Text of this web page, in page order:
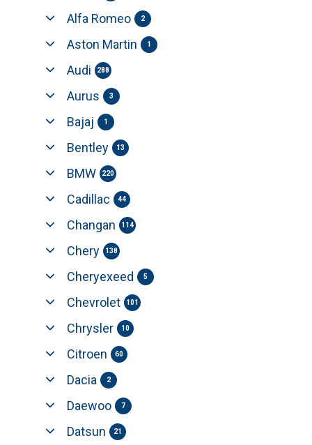
Alfa Romeo
2
Aston Martin 1
Audi 288
Aurus 3
Bajaj 1
Bentley 13
BMW 220
Cadillac 44
Changan 114
Chery 138
Cheryexeed 5
Chevrolet 101
Chrysler 10
Citroen 60
Dacia 2
Daewoo 7
Datsun 21